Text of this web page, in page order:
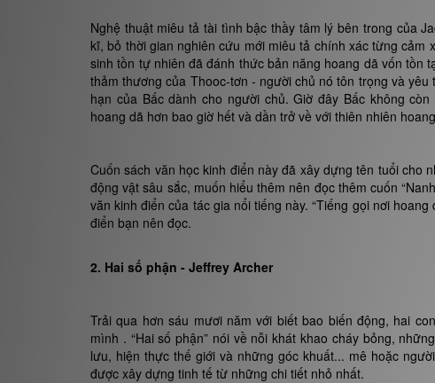
Nghệ thuật miêu tả tài tình bậc thầy tâm lý bên trong của
kĩ, bỏ thời gian nghiên cứu mới miêu tả chính xác từng
sinh tồn tự nhiên đã đánh thức bản năng hoang dã vốn tồn
thảm thương của Thooc-tơn - người chủ nó tôn trọng và
hạn của Bấc dành cho người chủ. Giờ đây Bấc không
hoang dã hơn bao giờ hết và dần trở về với thiên nhiên
Cuốn sách văn học kinh điển này đã xây dựng tên tuổi cho
động vật sâu sắc, muốn hiểu thêm nên đọc thêm cuốn
văn kinh điển của tác gia nổi tiếng này. “Tiếng gọi nơi
điển bạn nên đọc.
2. Hai số phận - Jeffrey Archer
Trải qua hơn sáu mươi năm với biết bao biến động, hai
mình . “Hai số phận” nói về nỗi khát khao cháy bỏng,
lưu, hiện thực thế giới và những góc khuất... mê hoặc
được xây dựng tinh tế từ những chi tiết nhỏ nhất.